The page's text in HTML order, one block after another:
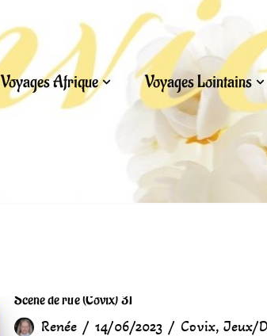
Voyages Afrique Voyages Lointains
Scène de rue (Covix) 31
Renée 14/06/2023 Covix,Jeux/